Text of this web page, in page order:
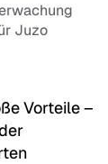
Juzo
Vorteile –